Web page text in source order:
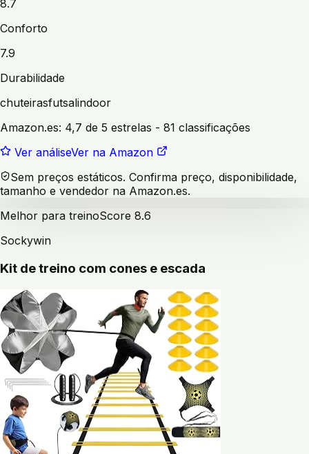
8.7
Conforto
7.9
Durabilidade
chuteirasfutsalindoor
Amazon.es: 4,7 de 5 estrelas - 81 classificações
Ver análiseVer na Amazon
Sem preços estáticos. Confirma preço, disponibilidade,
tamanho e vendedor na Amazon.es.
Melhor para treinoScore 8.6
Sockywin
Kit de treino com cones e escada